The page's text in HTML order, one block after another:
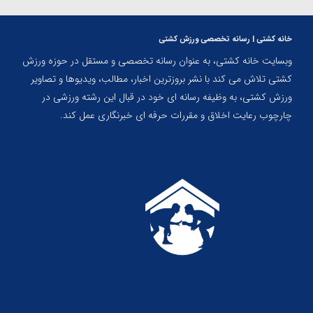
خانه کشتی | رسانه تخصصی ورزش کشتی
وبسایت خانه کشتی، به عنوان رسانه تخصصی و مستقل در حوزه ورزش
کشتی تلاش می کند با نشر بروزترین اخبار، مطالب، ویدیوها و تصاویر
ورزش کشتی، به وظیفه رسانه ای خود در قبال این رشته ورزشی در
چارچوب رعایت اخلاق و مقررات حرفه ای خبرنگاری عمل کند.